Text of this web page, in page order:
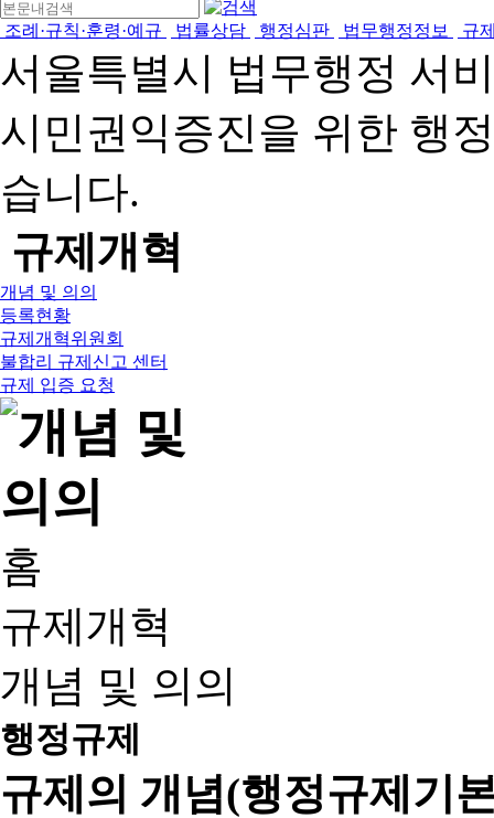
조례·규칙·훈령·예규 법률상담 행정심판 법무행정정보 규
서울특별시 법무행정 서
시민권익증진을 위한 행
습니다.
규제개혁
개념 및 의의
등록현황
규제개혁위원회
불합리 규제신고 센터
규제 입증 요청
홈
규제개혁
개념 및 의의
행정규제
규제의 개념(행정규제기